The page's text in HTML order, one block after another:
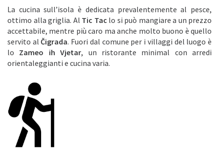
La cucina sull’isola è dedicata prevalentemente al pesce,
ottimo alla griglia. Al Tic Tac lo si può mangiare a un prezzo
accettabile, mentre più caro ma anche molto buono è quello
servito alČigrada. Fuori dal comune per i villaggi del luogo è
lo Zameo ih Vjetar, un ristorante minimal con arredi
orientaleggianti e cucina varia.